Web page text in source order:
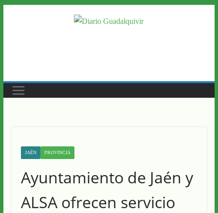
JAÉN PROVINCIA
Ayuntamiento de Jaén y
ALSA ofrecen servicio